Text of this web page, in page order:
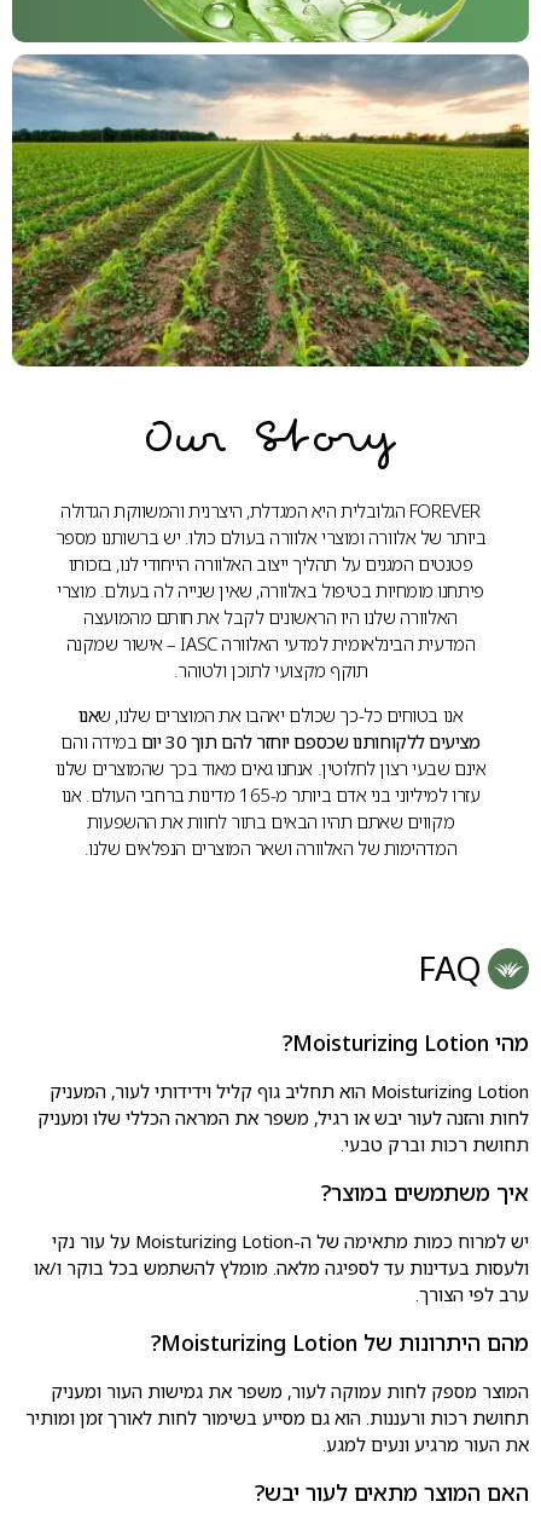
Our Story
FOREVER הגלובלית היא המגדלת, היצרנית והמשווקת הגדולה
ביותר של אלוורה ומוצרי אלוורה בעולם כולו. יש ברשותנו מספר
פטנטים המגנים על תהליך ייצוב האלוורה הייחודי לנו, בזכותו
פיתחנו מומחיות בטיפול באלוורה, שאין שנייה לה בעולם. מוצרי
האלוורה שלנו היו הראשונים לקבל את חותם מהמועצה
המדעית הבינלאומית למדעי האלוורה IASC – אישור שמקנה
תוקף מקצועי לתוכן ולטוהר.
אנו בטוחים כל-כך שכולם יאהבו את המוצרים שלנו, שאנו
מציעים ללקוחותנו שכספם יוחזר להם תוך 30 יום
במידה והם
אינם שבעי רצון לחלוטין. אנחנו גאים מאוד בכך שהמוצרים שלנו
עזרו למיליוני בני אדם ביותר מ-165 מדינות ברחבי העולם. אנו
מקווים שאתם תהיו הבאים בתור לחוות את ההשפעות
המדהימות של האלוורה ושאר המוצרים הנפלאים שלנו.
FAQ
מהי Moisturizing Lotion?
Moisturizing Lotion הוא תחליב גוף קליל וידידותי לעור, המעניק
לחות והזנה לעור יבש או רגיל, משפר את המראה הכללי שלו ומעניק
תחושת רכות וברק טבעי.
איך משתמשים במוצר?
יש למרוח כמות מתאימה של ה-Moisturizing Lotion על עור נקי
ולעסות בעדינות עד לספיגה מלאה. מומלץ להשתמש בכל בוקר ו/או
ערב לפי הצורך.
מהם היתרונות של Moisturizing Lotion?
המוצר מספק לחות עמוקה לעור, משפר את גמישות העור ומעניק
תחושת רכות ורעננות. הוא גם מסייע בשימור לחות לאורך זמן ומותיר
את העור מרגיע ונעים למגע.
האם המוצר מתאים לעור יבש?